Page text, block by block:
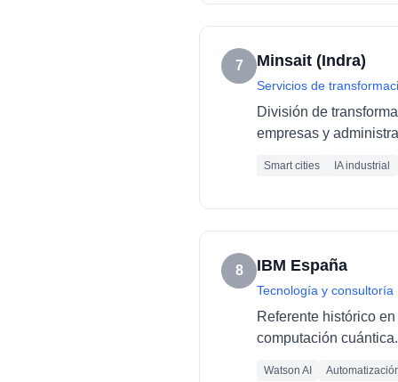
7 Minsait (Indra)
Servicios de
División de
empresas y
Smart cities IA industrial
8 IBM España
Tecnología y consultoría
Referente histórico
computación cuántica.
Watson AI